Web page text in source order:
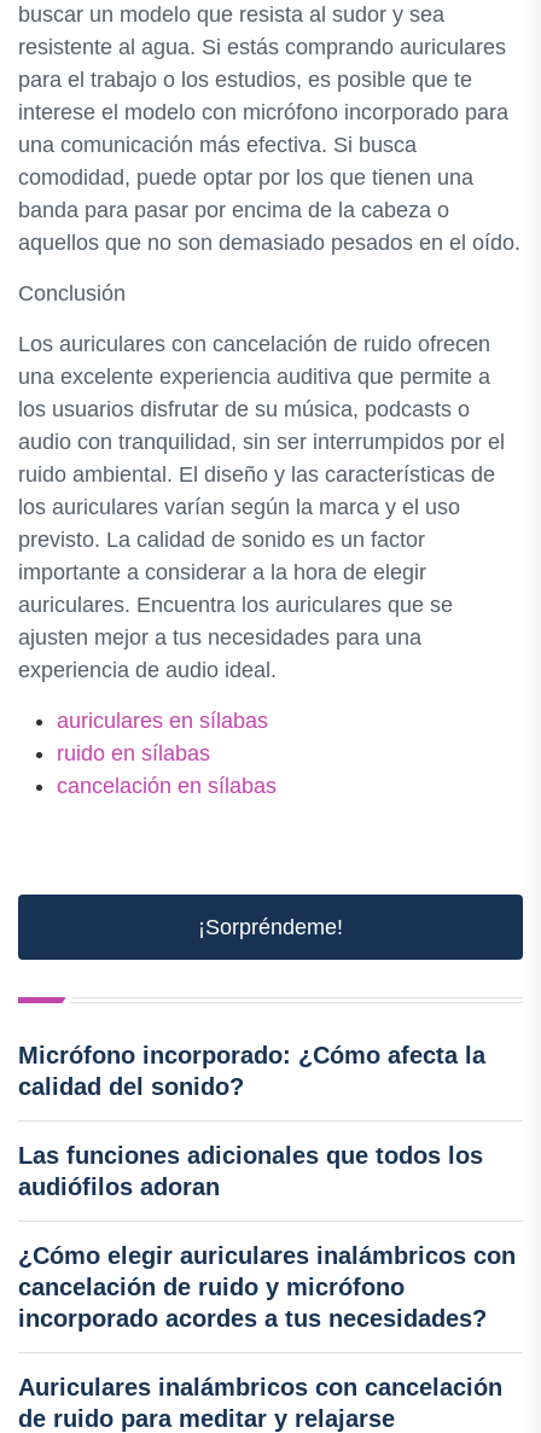
buscar un modelo que resista al sudor y sea
resistente al agua. Si estás comprando auriculares
para el trabajo o los estudios, es posible que te
interese el modelo con micrófono incorporado para
una comunicación más efectiva. Si busca
comodidad, puede optar por los que tienen una
banda para pasar por encima de la cabeza o
aquellos que no son demasiado pesados en el oído.
Conclusión
Los auriculares con cancelación de ruido ofrecen
una excelente experiencia auditiva que permite a
los usuarios disfrutar de su música, podcasts o
audio con tranquilidad, sin ser interrumpidos por el
ruido ambiental. El diseño y las características de
los auriculares varían según la marca y el uso
previsto. La calidad de sonido es un factor
importante a considerar a la hora de elegir
auriculares. Encuentra los auriculares que se
ajusten mejor a tus necesidades para una
experiencia de audio ideal.
auriculares en sílabas
ruido en sílabas
cancelación en sílabas
¡Sorpréndeme!
Micrófono incorporado: ¿Cómo afecta la
calidad del sonido?
Las funciones adicionales que todos los
audiófilos adoran
¿Cómo elegir auriculares inalámbricos con
cancelación de ruido y micrófono
incorporado acordes a tus necesidades?
Auriculares inalámbricos con cancelación
de ruido para meditar y relajarse